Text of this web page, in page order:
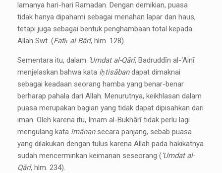
lamanya hari-hari Ramadan. Dengan demikian, puasa
tidak hanya dipahami sebagai menahan lapar dan haus,
tetapi juga sebagai bentuk penghambaan total kepada
Allah Swt. (Fatḥ al-Bārī, hlm. 128).
Sementara itu, dalam ‘Umdat al-Qārī, Badruddīn al-‘Ainī
menjelaskan bahwa kata iḥtisābandapat dimaknai
sebagai keadaan seorang hamba yang benar-benar
berharap pahala dari Allah. Menurutnya, keikhlasan dalam
puasa merupakan bagian yang tidak dapat dipisahkan dari
iman. Oleh karena itu, Imam al-Bukhārī tidak perlu lagi
mengulang kata īmānansecara panjang, sebab puasa
yang dilakukan dengan tulus karena Allah pada hakikatnya
sudah mencerminkan keimanan seseorang (‘Umdat al-
Qārī, hlm. 234).